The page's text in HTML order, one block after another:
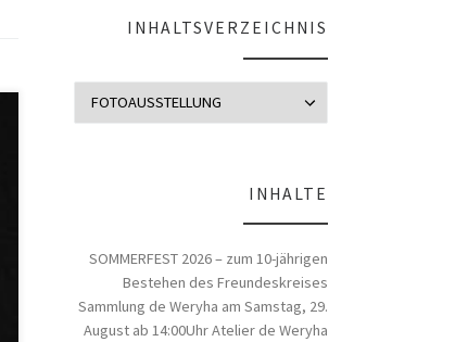
INHALTSVERZEICHNIS
INHALTE
SOMMERFEST 2026 – zum 10-jährigen
Bestehen des Freundeskreises
Sammlung de Weryha am Samstag, 29.
August ab 14:00Uhr Atelier de Weryha